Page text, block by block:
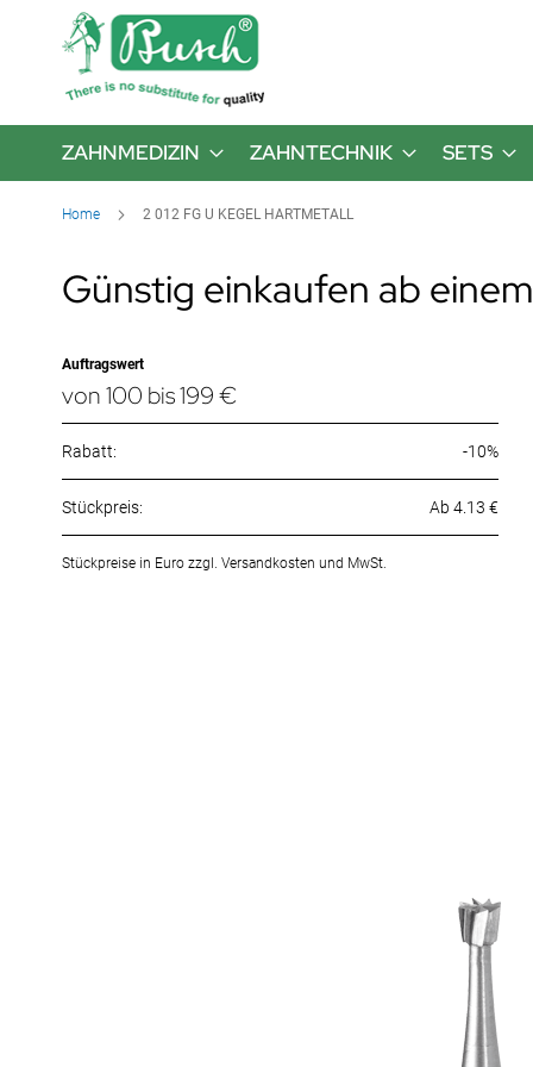
ZAHNMEDIZIN ZAHNTECHNIK SETS
Home 2 012 FG U KEGEL HARTMETALL
Günstig einkaufen ab
Auftragswert
von 100 bis 199 €
Rabatt: -10%
Ab 4.13 €
Stückpreise in Euro zzgl. Versandkosten und MwSt.